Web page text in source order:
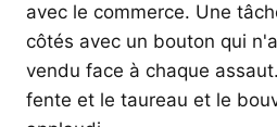
avec le commerce. Une
côtés avec un bouton qui
vendu face à chaque
fente et le taureau et le